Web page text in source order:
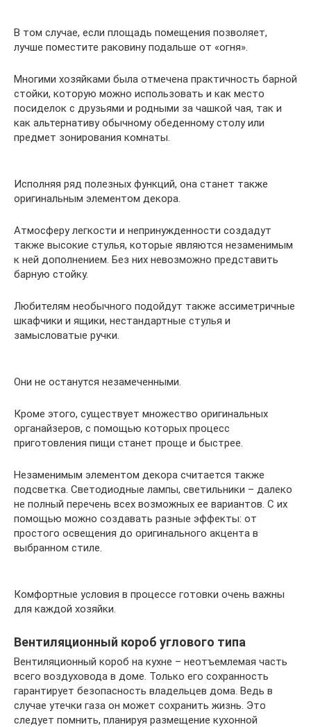
В том случае, если площадь помещения позволяет,
лучше поместите раковину подальше от «огня».
Многими хозяйками была отмечена практичность барной
стойки, которую можно использовать и как место
посиделок с друзьями и родными за чашкой чая, так и
как альтернативу обычному обеденному столу или
предмет зонирования комнаты.
Исполняя ряд полезных функций, она станет также
оригинальным элементом декора.
Атмосферу легкости и непринужденности создадут
также высокие стулья, которые являются незаменимым
к ней дополнением. Без них невозможно представить
барную стойку.
Любителям необычного подойдут также ассиметричные
шкафчики и ящики, нестандартные стулья и
замысловатые ручки.
Они не останутся незамеченными.
Кроме этого, существует множество оригинальных
органайзеров, с помощью которых процесс
приготовления пищи станет проще и быстрее.
Незаменимым элементом декора считается также
подсветка. Светодиодные лампы, светильники – далеко
не полный перечень всех возможных ее вариантов. С их
помощью можно создавать разные эффекты: от
простого освещения до оригинального акцента в
выбранном стиле.
Комфортные условия в процессе готовки очень важны
для каждой хозяйки.
Вентиляционный короб углового типа
Вентиляционный короб на кухне – неотъемлемая часть
всего воздуховода в доме. Только его сохранность
гарантирует безопасность владельцев дома. Ведь в
случае утечки газа он может сохранить жизнь. Это
следует помнить, планируя размещение кухонной